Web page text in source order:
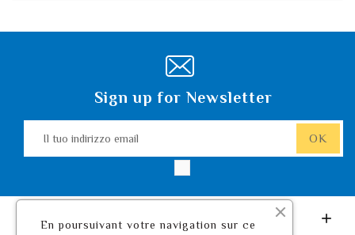
Sign up for Newsletter

En poursuivant votre navigation sur ce